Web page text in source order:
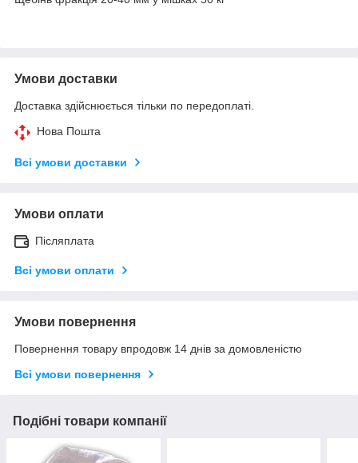
Умови доставки
Доставка здійснюється тільки по передоплаті.
Нова Пошта
Всі умови доставки
Умови оплати
Післяплата
Всі умови оплати
Умови повернення
Повернення товару впродовж 14 днів за домовленістю
Всі умови повернення
Подібні товари компанії